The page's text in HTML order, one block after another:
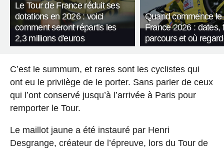
Le Tour de France réduit ses
dotations en 2026 : voici
comment seront répartis les
2,3 millions d'euros
Quand commence le
France 2026 : dates,
parcours et où
C’est le summum, et rares sont les cyclistes qui
ont eu le privilège de le porter. Sans parler de ceux
qui l’ont conservé jusqu’à l’arrivée à Paris pour
remporter le Tour.
Le maillot jaune a été instauré par Henri
Desgrange, créateur de l’épreuve, lors du Tour de